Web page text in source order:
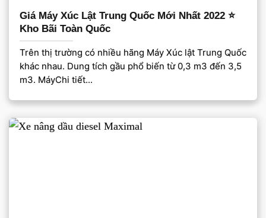
Giá Máy Xúc Lật Trung Quốc Mới Nhất 2022 ⭐️
Kho Bãi Toàn Quốc
Trên thị trường có nhiều hãng Máy Xúc lật Trung Quốc
khác nhau. Dung tích gầu phổ biến từ 0,3 m3 đến 3,5
m3. MáyChi tiết...